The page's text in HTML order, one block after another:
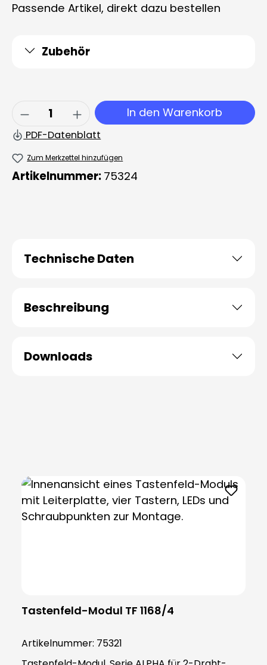
Passende Artikel, direkt dazu bestellen
Zubehör
Produkt Anzahl: Gib den
In den Warenkorb
PDF-Datenblatt
Zum Merkzettel hinzufügen
Artikelnummer: 75324
Technische Daten
Beschreibung
Downloads
Tastenfeld-Modul TF 1168/4
Artikelnummer: 75321